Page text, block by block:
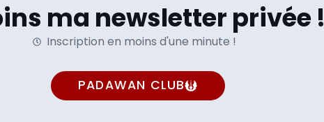
ma newsletter privée !
Inscription en moins d'une minute !
PADAWAN CLUB